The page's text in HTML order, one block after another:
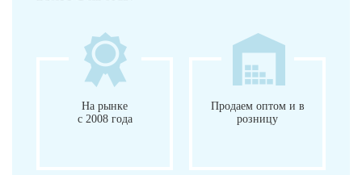
На рынке
с 2008 года
Продаем оптом и в
розницу